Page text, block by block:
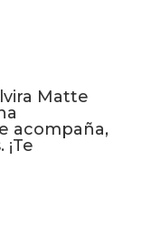
Matte
acompaña,